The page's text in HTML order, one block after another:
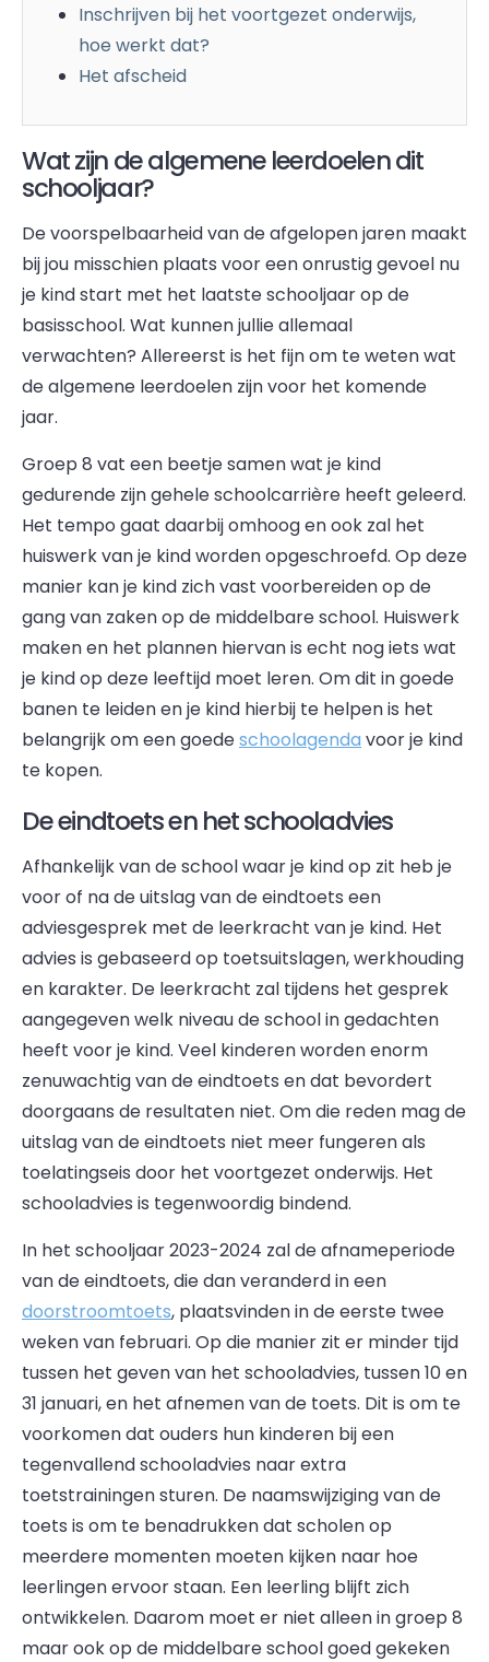
Inschrijven bij het voortgezet onderwijs,
hoe werkt dat?
Het afscheid
Wat zijn de algemene leerdoelen dit
schooljaar?
De voorspelbaarheid van de afgelopen jaren maakt
bij jou misschien plaats voor een onrustig gevoel nu
je kind start met het laatste schooljaar op de
basisschool. Wat kunnen jullie allemaal
verwachten? Allereerst is het fijn om te weten wat
de algemene leerdoelen zijn voor het komende
jaar.
Groep 8 vat een beetje samen wat je kind
gedurende zijn gehele schoolcarrière heeft geleerd.
Het tempo gaat daarbij omhoog en ook zal het
huiswerk van je kind worden opgeschroefd. Op deze
manier kan je kind zich vast voorbereiden op de
gang van zaken op de middelbare school. Huiswerk
maken en het plannen hiervan is echt nog iets wat
je kind op deze leeftijd moet leren. Om dit in goede
banen te leiden en je kind hierbij te helpen is het
belangrijk om een goedeschoolagenda voor je kind
te kopen.
De eindtoets en het schooladvies
Afhankelijk van de school waar je kind op zit heb je
voor of na de uitslag van de eindtoets een
adviesgesprek met de leerkracht van je kind. Het
advies is gebaseerd op toetsuitslagen, werkhouding
en karakter. De leerkracht zal tijdens het gesprek
aangegeven welk niveau de school in gedachten
heeft voor je kind. Veel kinderen worden enorm
zenuwachtig van de eindtoets en dat bevordert
doorgaans de resultaten niet. Om die reden mag de
uitslag van de eindtoets niet meer fungeren als
toelatingseis door het voortgezet onderwijs. Het
schooladvies is tegenwoordig bindend.
In het schooljaar 2023-2024 zal de afnameperiode
van de eindtoets, die dan veranderd in een
doorstroomtoets, plaatsvinden in de eerste twee
weken van februari. Op die manier zit er minder tijd
tussen het geven van het schooladvies, tussen 10 en
31 januari, en het afnemen van de toets. Dit is om te
voorkomen dat ouders hun kinderen bij een
tegenvallend schooladvies naar extra
toetstrainingen sturen. De naamswijziging van de
toets is om te benadrukken dat scholen op
meerdere momenten moeten kijken naar hoe
leerlingen ervoor staan. Een leerling blijft zich
ontwikkelen. Daarom moet er niet alleen in groep 8
maar ook op de middelbare school goed gekeken